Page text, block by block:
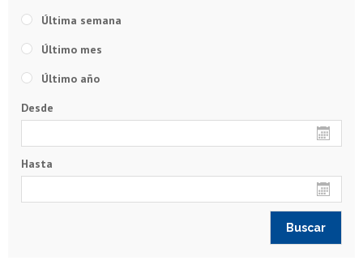
Última semana
Último mes
Último año
Desde
Hasta